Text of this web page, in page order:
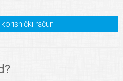
račun